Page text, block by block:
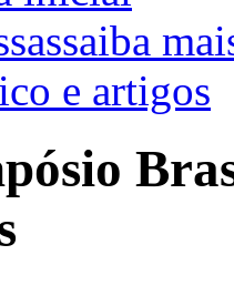
saiba
e artigos